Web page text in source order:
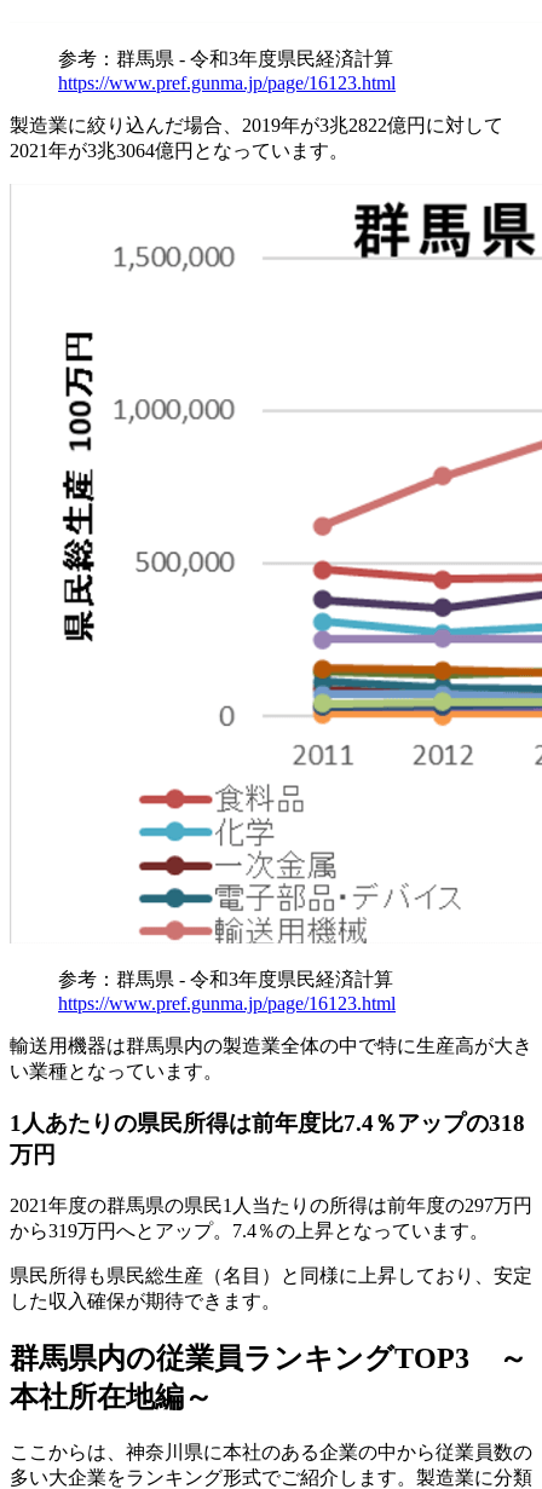
参考：群馬県 - 令和3年度県民経済計算
https://www.pref.gunma.jp/page/16123.html
製造業に絞り込んだ場合、2019年が3兆2822億円に対して
2021年が3兆3064億円となっています。
参考：群馬県 - 令和3年度県民経済計算
https://www.pref.gunma.jp/page/16123.html
輸送用機器は群馬県内の製造業全体の中で特に生産高が大き
い業種となっています。
1人あたりの県民所得は前年度比7.4％アップの318
万円
2021年度の群馬県の県民1人当たりの所得は前年度の297万円
から319万円へとアップ。7.4％の上昇となっています。
県民所得も県民総生産（名目）と同様に上昇しており、安定
した収入確保が期待できます。
群馬県内の従業員ランキングTOP3 ～
本社所在地編～
ここからは、神奈川県に本社のある企業の中から従業員数の
多い大企業をランキング形式でご紹介します。製造業に分類